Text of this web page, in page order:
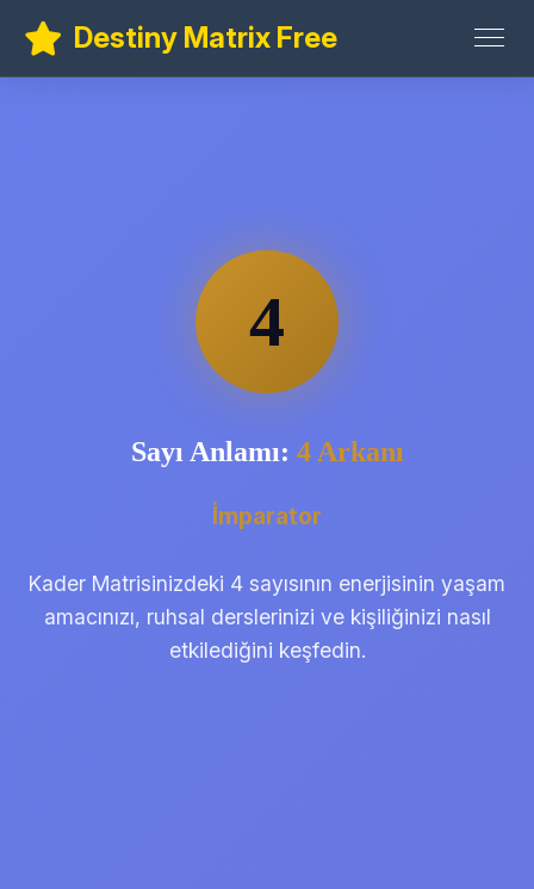
Destiny Matrix Free
4
Sayı Anlamı: 4 Arkanı
İmparator
Kader Matrisinizdeki 4 sayısının enerjisinin yaşam
amacınızı, ruhsal derslerinizi ve kişiliğinizi nasıl
etkilediğini keşfedin.